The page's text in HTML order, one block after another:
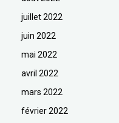
juillet 2022
juin 2022
mai 2022
avril 2022
mars 2022
février 2022